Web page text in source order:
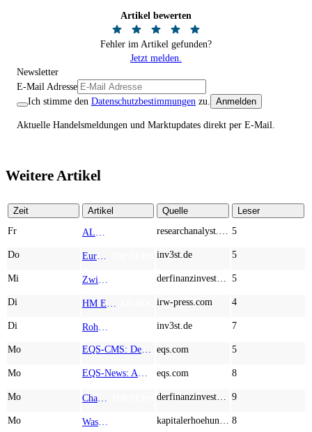
Artikel bewerten
Fehler im Artikel gefunden?
Jetzt melden.
Newsletter
E-Mail Adresse
Ich stimme den Datenschutzbestimmungen zu. Anmelden
Aktuelle Handelsmeldungen und Marktupdates direkt per E-Mail.
Weitere Artikel
Zeit Artikel Quelle
Leser
Fr
5
Do inv3st.de 5
Mi 5
Di irw-press.com 4
Di inv3st.de 7
Mo eqs.com 5
Mo eqs.com 8
Mo 9
Mo 8